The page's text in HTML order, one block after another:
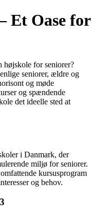
Et Oase for
højskole for seniorer?
seniorer, ældre og
og møde
og spændende
det ideelle sted at
i Danmark, der
miljø for seniorer.
kursusprogram
og behov.